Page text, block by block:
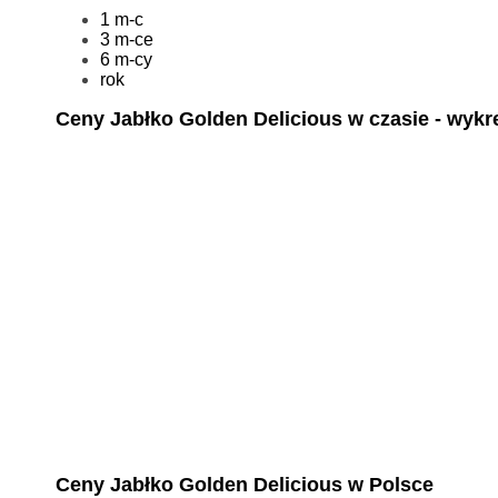
1 m-c
3 m-ce
6 m-cy
rok
Ceny Jabłko Golden Delicious w czasie -
Ceny Jabłko Golden Delicious w Polsce